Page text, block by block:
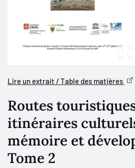
Lire un extrait / Table des matières
Routes
itinéraires
mémoire et
Tome 2